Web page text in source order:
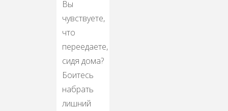
Вы
чувствуете,
что
переедаете,
сидя дома?
Боитесь
набрать
лишний